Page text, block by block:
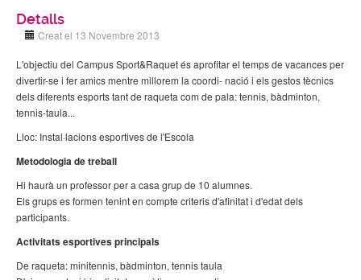
Detalls
Creat el 13 Novembre 2013
L'objectiu del Campus Sport&Raquet és aprofitar el temps de vacances per
divertir-se i fer amics mentre millorem la coordi- nació i els gestos tècnics
dels diferents esports tant de raqueta com de pala: tennis, bàdminton,
tennis-taula...
Lloc: Instal·lacions esportives de l'Escola
Metodologia de treball
Hi haurà un professor per a casa grup de 10 alumnes.
Els grups es formen tenint en compte criteris d'afinitat i d'edat dels
participants.
Activitats esportives principals
De raqueta: minitennis, bàdminton, tennis taula